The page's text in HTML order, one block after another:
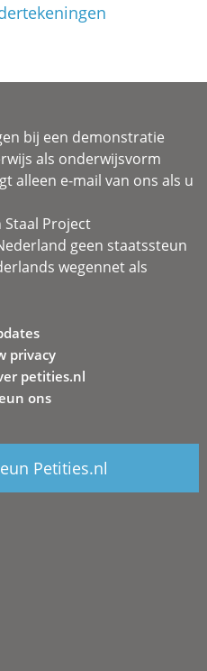
bij een demonstratie
als onderwijsvorm
alleen e-mail van ons als u
Staal Project
geen staatssteun
wegennet als
privacy
petities.nl
ons
Petities.nl